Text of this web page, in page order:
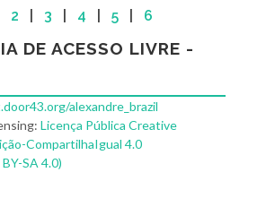
2 3 4 5 6
DE ACESSO LIVRE -
alexandre_brazil
Licença Pública Creative
CompartilhaIgual 4.0
SA 4.0)